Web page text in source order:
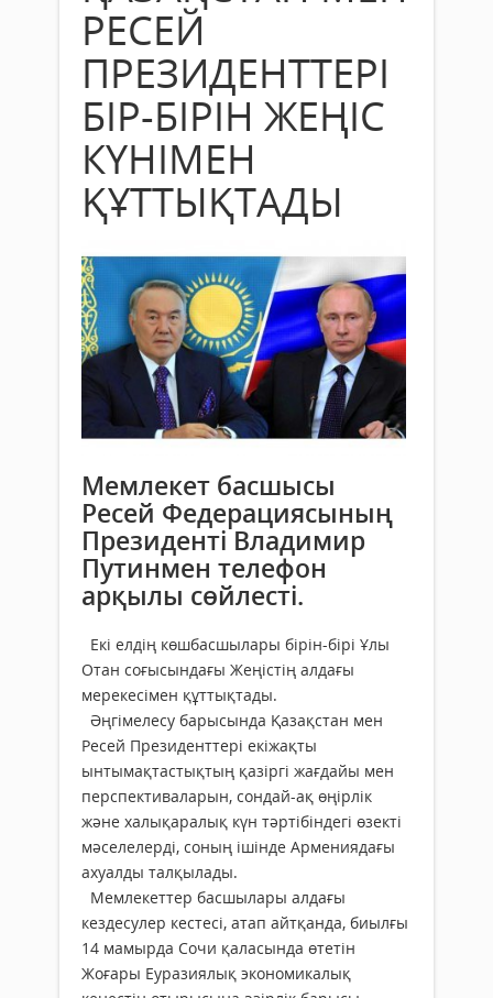
РЕСЕЙ
ПРЕЗИДЕНТТЕРІ
БІР-БІРІН ЖЕҢІС
КҮНІМЕН
ҚҰТТЫҚТАДЫ
Мемлекет басшысы
Ресей Федерациясының
Президенті Владимир
Путинмен телефон
арқылы сөйлесті.
Екі елдің көшбасшылары бірін-бірі Ұлы
Отан соғысындағы Жеңістің алдағы
мерекесімен құттықтады.
Әңгімелесу барысында Қазақстан мен
Ресей Президенттері екіжақты
ынтымақтастықтың қазіргі жағдайы мен
перспективаларын, сондай-ақ өңірлік
және халықаралық күн тәртібіндегі өзекті
мәселелерді, соның ішінде Армениядағы
ахуалды талқылады.
Мемлекеттер басшылары алдағы
кездесулер кестесі, атап айтқанда, биылғы
14 мамырда Сочи қаласында өтетін
Жоғары Еуразиялық экономикалық